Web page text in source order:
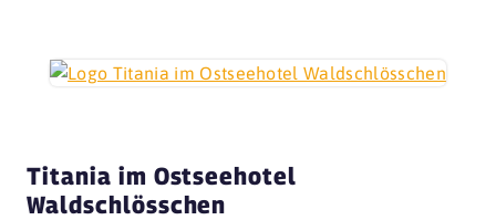
Titania im Ostseehotel
Waldschlösschen